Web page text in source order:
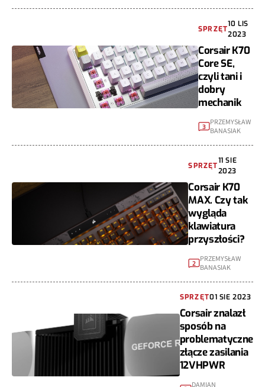
SPRZĘT
10 LIS
2023
Corsair K70
Core SE,
czyli tani i
dobry
mechanik
3 PRZEMYSŁAW
BANASIAK
SPRZĘT
11 SIE
2023
Corsair K70
MAX. Czy tak
wygląda
klawiatura
przyszłości?
2
PRZEMYSŁAW
BANASIAK
SPRZĘT01 SIE 2023
Corsair znalazł
sposób na
problematyczne
złącze zasilania
12VHPWR
DAMIAN